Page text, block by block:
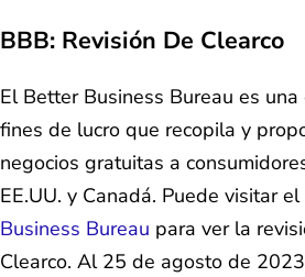
BBB: Revisión De Clearco
El Better Business Bureau es una
fines de lucro que recopila y
negocios gratuitas a
EE.UU. y Canadá. Puede visitar el
Business Bureau para ver la
Clearco. Al 25 de agosto de